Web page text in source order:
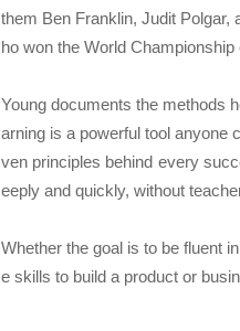
them Ben Franklin, Judit
ho won the World
Young documents the methods
arning is a powerful tool anyone
ven principles behind every
eeply and quickly, without
Whether the goal is to be fluent
e skills to build a product or